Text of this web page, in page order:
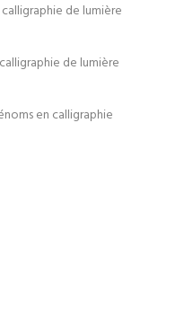
de lumière
de lumière
en calligraphie